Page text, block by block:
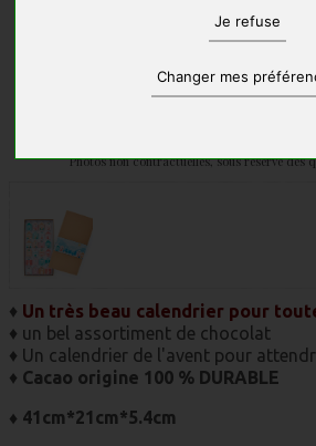
Je refuse
Changer mes
Photos non contractuelles, sous réserve des
♦ Un très beau calendrier pour
♦ un bel assortiment de chocolat
♦ Un calendrier de l'avent pour
♦ Cacao origine 100 % DURABLE
♦ 41cm*21cm*5.4cm